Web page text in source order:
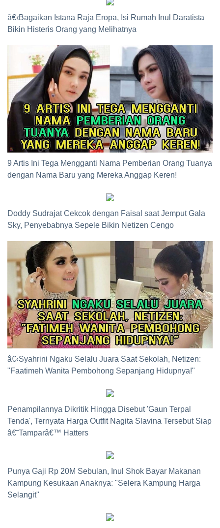
â€‹Bagaikan Istana Raja Eropa, Isi Rumah Inul Daratista
Bikin Histeris Orang yang Melihatnya
9 Artis Ini Tega Mengganti Nama Pemberian Orang Tuanya
dengan Nama Baru yang Mereka Anggap Keren!
Doddy Sudrajat Cekcok dengan Faisal saat Jemput Gala
Sky, Penyebabnya Sepele Bikin Netizen Cengo
â€‹Syahrini Ngaku Selalu Juara Saat Sekolah, Netizen:
"Faatimeh Wanita Pembohong Sepanjang Hidupnya!"
Penampilannya Dikritik Hingga Disebut 'Gaun Terpal
Tenda', Ternyata Harga Outfit Nagita Slavina Tersebut Siap
â€˜Tamparâ€™ Hatters
Punya Gaji Rp 20M Sebulan, Inul Shok Bayar Makanan
Kampung Kesukaan Anaknya: "Selera Kampung Harga
Selangit"